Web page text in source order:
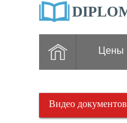
Цены
Видео документов